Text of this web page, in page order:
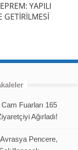
YAPILI
GETİRİLMESİ
Fuarları 165
Ağırladı!
Pencere,